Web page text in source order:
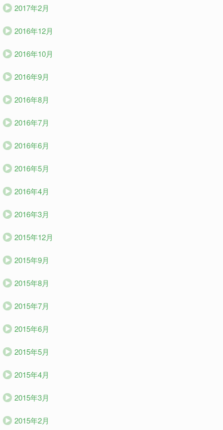
2017年2月
2016年12月
2016年10月
2016年9月
2016年8月
2016年7月
2016年6月
2016年5月
2016年4月
2016年3月
2015年12月
2015年9月
2015年8月
2015年7月
2015年6月
2015年5月
2015年4月
2015年3月
2015年2月